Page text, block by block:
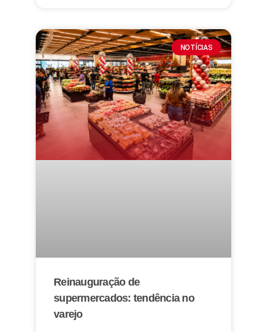
NOTÍCIAS
Reinauguração de
supermercados: tendência no
varejo